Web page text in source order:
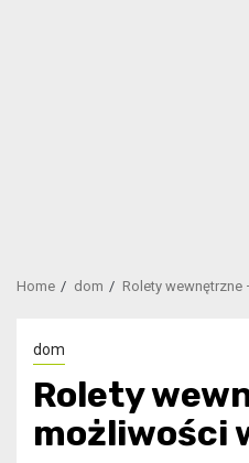
Home dom Rolety
dom
Rolety
możliwości